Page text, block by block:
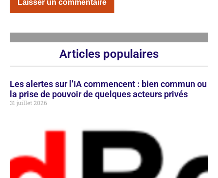
Articles populaires
Les alertes sur l’IA commencent : bien commun ou
la prise de pouvoir de quelques acteurs privés
31 juillet 2026